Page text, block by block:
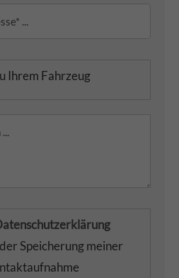
Ihrem Fahrzeug
Speicherung meiner